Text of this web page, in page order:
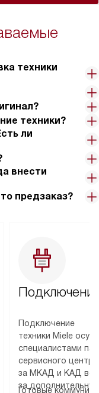
техники
техники?
ли
внести
предзаказ?
Подключение
техники Miele
специалистами
сервисного
за МКАД и КАД
за
Готовые